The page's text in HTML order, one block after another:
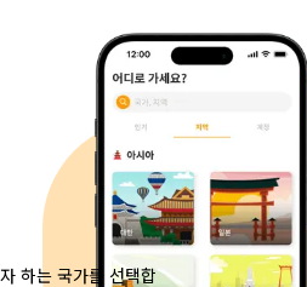
하는 국가를 선택합